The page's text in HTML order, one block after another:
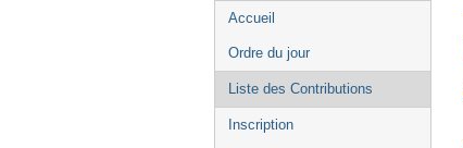
Menu
de
l'événement
Accueil
Ordre du jour
Liste des Contributions
Inscription